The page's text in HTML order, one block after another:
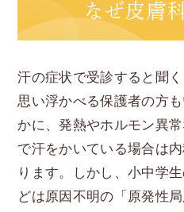
なぜ皮膚
汗の症状で受診すると聞
思い浮かべる保護者の方
かに、発熱やホルモン異
で汗をかいている場合は
ります。しかし、小中学
どは原因不明の「原発性